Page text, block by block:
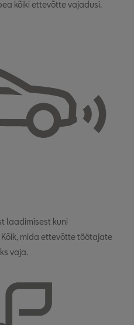
kõiki ettevõtte vajadusi.
laadimisest kuni
mida ettevõtte töötajate
vaja.